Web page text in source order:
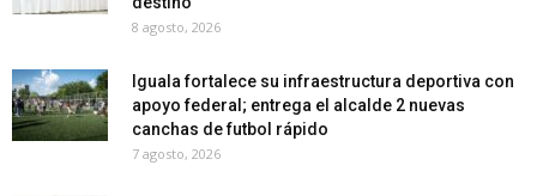
8 agosto, 2026
Iguala fortalece su infraestructura deportiva con
apoyo federal; entrega el alcalde 2 nuevas
canchas de futbol rápido
7 agosto, 2026